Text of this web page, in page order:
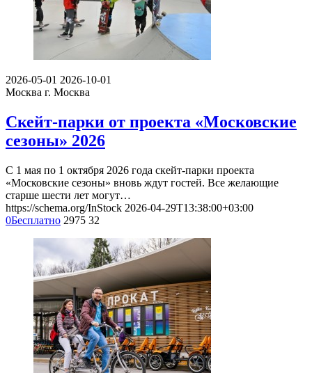
2026-05-01 2026-10-01
Москва г. Москва
Скейт-парки от проекта «Московские
сезоны» 2026
С 1 мая по 1 октября 2026 года скейт-парки проекта
«Московские сезоны» вновь ждут гостей. Все желающие
старше шести лет могут…
https://schema.org/InStock 2026-04-29T13:38:00+03:00
0Бесплатно 2975 32